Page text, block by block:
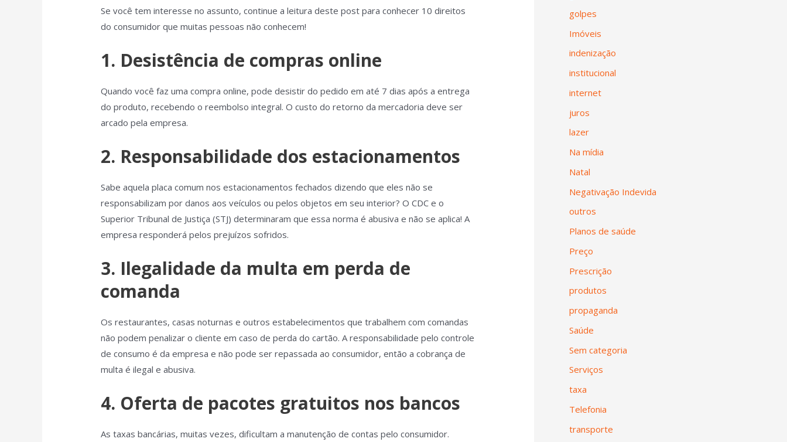
Se você tem interesse no assunto, continue a leitura deste post para conhecer 10 direitos
do consumidor que muitas pessoas não conhecem!
1. Desistência de compras online
Quando você faz uma compra online, pode desistir do pedido em até 7 dias após a entrega
do produto, recebendo o reembolso integral. O custo do retorno da mercadoria deve ser
arcado pela empresa.
2. Responsabilidade dos estacionamentos
Sabe aquela placa comum nos estacionamentos fechados dizendo que eles não se
responsabilizam por danos aos veículos ou pelos objetos em seu interior? O CDC e o
Superior Tribunal de Justiça (STJ) determinaram que essa norma é abusiva e não se aplica! A
empresa responderá pelos prejuízos sofridos.
3. Ilegalidade da multa em perda de
comanda
Os restaurantes, casas noturnas e outros estabelecimentos que trabalhem com comandas
não podem penalizar o cliente em caso de perda do cartão. A responsabilidade pelo controle
de consumo é da empresa e não pode ser repassada ao consumidor, então a cobrança de
multa é ilegal e abusiva.
4. Oferta de pacotes gratuitos nos bancos
As taxas bancárias, muitas vezes, dificultam a manutenção de contas pelo consumidor.
golpes
Imóveis
indenização
institucional
internet
juros
lazer
Na mídia
Natal
Negativação Indevida
outros
Planos de saúde
Preço
Prescrição
produtos
propaganda
Saúde
Sem categoria
Serviços
taxa
Telefonia
transporte